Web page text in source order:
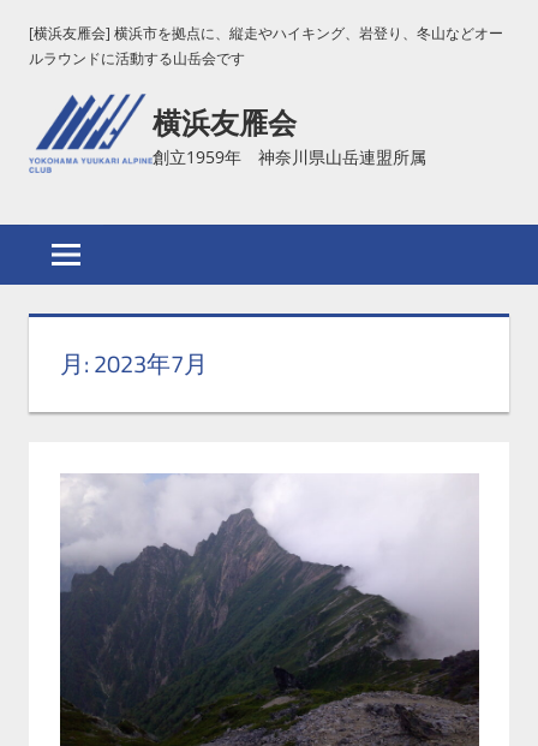
ス
[横浜友雁会] 横浜市を拠点に、縦走やハイキング、岩登り、冬山などオー
ルラウンドに活動する山岳会です
横浜友雁会
創立1959年 神奈川県山岳連盟所属
月:2023年7月